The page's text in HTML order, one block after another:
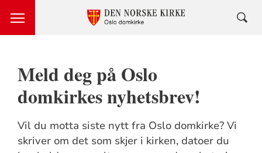
Meld deg på Oslo
domkirkes nyhetsbrev!
Vil du motta siste nytt fra Oslo domkirke? Vi
skriver om det som skjer i kirken, datoer du